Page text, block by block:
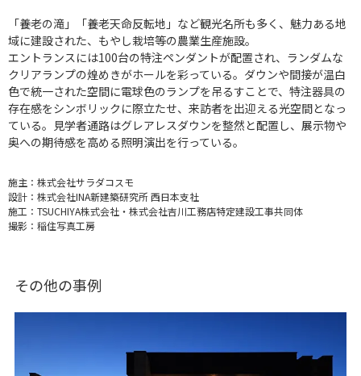
「養老の滝」「養老天命反転地」など観光名所も多く、魅力ある地
域に建設された、もやし栽培等の農業生産施設。
エントランスには100台の特注ペンダントが配置され、ランダムな
クリアランプの煌めきがホールを彩っている。ダウンや間接が温白
色で統一された空間に電球色のランプを吊るすことで、特注器具の
存在感をシンボリックに際立たせ、来訪者を出迎える光空間となっ
ている。見学者通路はグレアレスダウンを整然と配置し、展示物や
奥への期待感を高める照明演出を行っている。
施主： 株式会社サラダコスモ
設計： 株式会社INA新建築研究所 西日本支社
施工： TSUCHIYA株式会社・株式会社吉川工務店特定建設工事共同体
撮影： 稲住写真工房
その他の事例